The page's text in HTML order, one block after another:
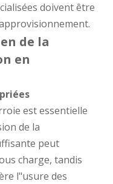
doivent être
de la
en
est essentielle
de la
peut
charge, tandis
l"usure des